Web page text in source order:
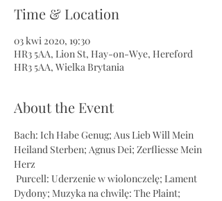
Time & Location
03 kwi 2020, 19:30
HR3 5AA, Lion St, Hay-on-Wye, Hereford
HR3 5AA, Wielka Brytania
About the Event
Bach: Ich Habe Genug; Aus Lieb Will Mein
Heiland Sterben; Agnus Dei; Zerfliesse Mein
Herz
Dydony; Muzyka na chwilę: The Plaint;